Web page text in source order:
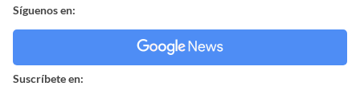
Síguenos en:
Suscríbete en: